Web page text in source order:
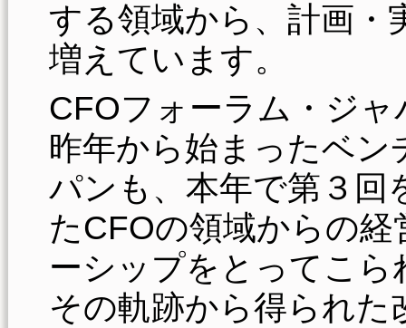
する領域から、計画・
増えています。
CFOフォーラム・ジ
昨年から始まったベ
パンも、本年で第３回
たCFOの領域からの
ーシップをとってこ
その軌跡から得られ